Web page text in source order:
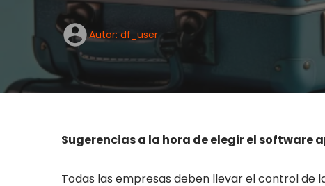
Autor: df_user
Sugerencias a la hora de elegir el software
Todas las empresas deben llevar el control de